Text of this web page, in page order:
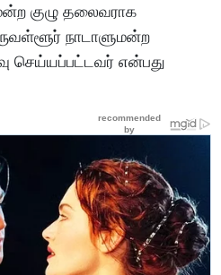
குழு தலைவராக
நாடாளுமன்ற
செய்யப்பட்டவர் என்பது